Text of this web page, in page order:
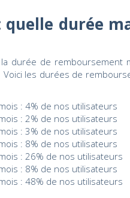
quelle durée
durée de remboursement
les durées de
: 4% de nos utilisateurs
: 2% de nos utilisateurs
: 3% de nos utilisateurs
: 8% de nos utilisateurs
: 26% de nos utilisateurs
: 8% de nos utilisateurs
: 48% de nos utilisateurs